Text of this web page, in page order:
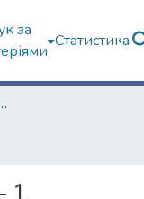
за
Статистика
видання